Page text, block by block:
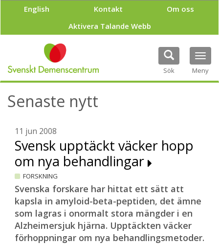
p
l
English Kontakt
Om oss
Aktivera Talande Webb
Sök Meny
Senaste nytt
11 jun 2008
Svensk upptäckt väcker hopp
om nya behandlingar
FORSKNING
Svenska forskare har hittat ett sätt att
kapsla in amyloid-beta-peptiden, det ämne
som lagras i onormalt stora mängder i en
Alzheimersjuk hjärna. Upptäckten väcker
förhoppningar om nya behandlingsmetoder.